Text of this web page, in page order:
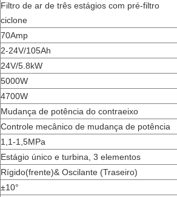
Filtro de ar de três estágios com pré-filtro
ciclone
70Amp
2-24V/105Ah
24V/5.8kW
5000W
4700W
Mudança de potência do contraeixo
Controle mecânico de mudança de potência
1,1-1,5MPa
Estágio único e turbina, 3 elementos
Rígido(frente)& Oscilante (Traseiro)
±10°